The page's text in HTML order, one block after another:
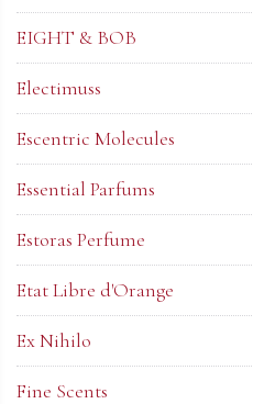
EIGHT & BOB
Electimuss
Escentric Molecules
Essential Parfums
Estoras Perfume
Etat Libre d'Orange
Ex Nihilo
Fine Scents